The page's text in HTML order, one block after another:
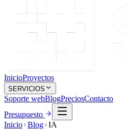
InicioProyectos
SERVICIOS
Soporte webBlogPreciosContacto
Presupuesto
Inicio Blog IA